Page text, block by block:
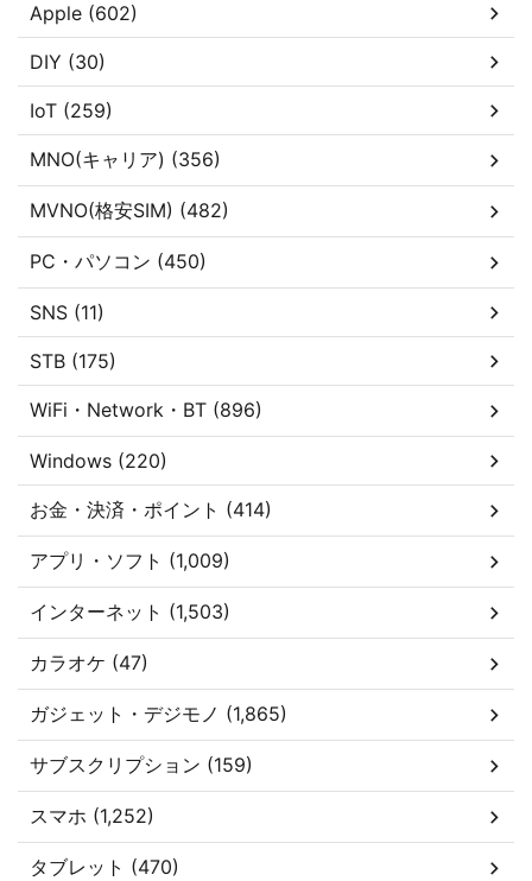
Apple (602)
DIY (30)
IoT (259)
MNO(キャリア) (356)
MVNO(格安SIM) (482)
PC・パソコン (450)
SNS (11)
STB (175)
WiFi・Network・BT (896)
Windows (220)
お金・決済・ポイント (414)
アプリ・ソフト (1,009)
インターネット (1,503)
カラオケ (47)
ガジェット・デジモノ (1,865)
サブスクリプション (159)
スマホ (1,252)
タブレット (470)